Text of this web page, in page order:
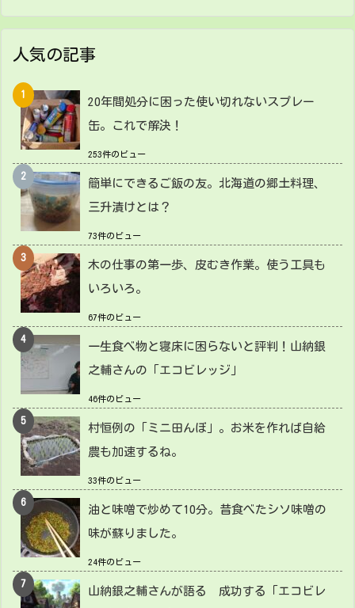
人気の記事
20年間処分に困った使い切れないスプレー
缶。これで解決！
253件のビュー
簡単にできるご飯の友。北海道の郷土料理、
三升漬けとは？
73件のビュー
木の仕事の第一歩、皮むき作業。使う工具も
いろいろ。
67件のビュー
一生食べ物と寝床に困らないと評判！山納銀
之輔さんの「エコビレッジ」
46件のビュー
村恒例の「ミニ田んぼ」。お米を作れば自給
農も加速するね。
33件のビュー
油と味噌で炒めて10分。昔食べたシソ味噌の
味が蘇りました。
24件のビュー
山納銀之輔さんが語る 成功する「エコビレ